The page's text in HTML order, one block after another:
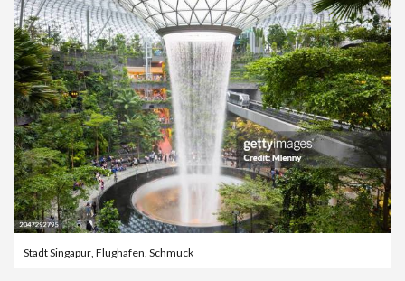
Stadt Singapur, Flughafen, Schmuck